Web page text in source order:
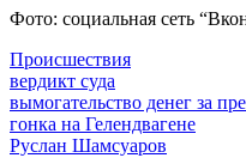
Фото: социальная сеть
Происшествия
вердикт суда
вымогательство денег за
гонка на Гелендвагене
Руслан Шамсуаров